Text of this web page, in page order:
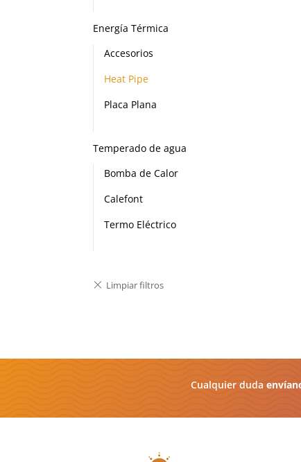
Energía Térmica
Accesorios
Heat Pipe
Placa Plana
Temperado de agua
Bomba de Calor
Calefont
Termo Eléctrico
Cualquier duda